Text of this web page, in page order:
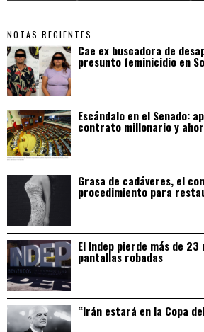
NOTAS RECIENTES
Cae ex buscadora de
presunto feminicidio en
Escándalo en el Senado:
contrato millonario y
Grasa de cadáveres, el
procedimiento para
El Indep pierde más de
pantallas robadas
“Irán estará en la Copa